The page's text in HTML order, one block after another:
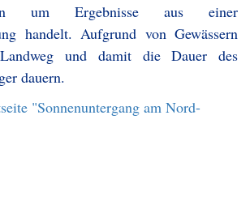
um Ergebnisse aus einer
handelt. Aufgrund von Gewässern
und damit die Dauer des
dauern.
"Sonnenuntergang am Nord-